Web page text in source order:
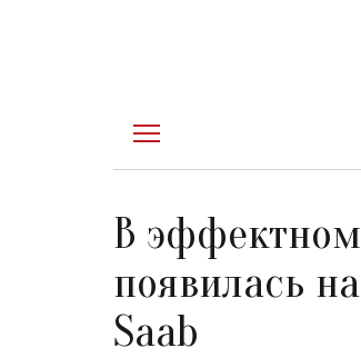
В
появилась
Saab